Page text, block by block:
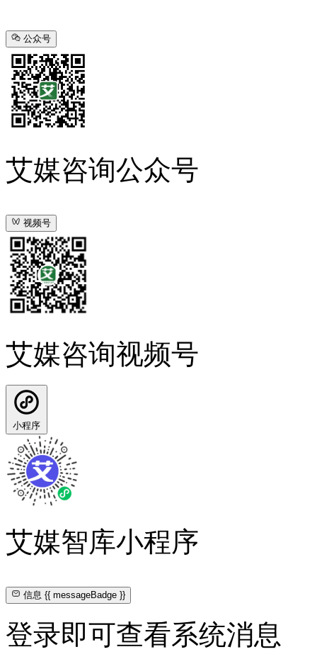
公众号
艾媒咨询公众号
视频号
艾媒咨询视频号
小程序
艾媒智库小程序
信息{{ messageBadge }}
登录即可查看系统消息